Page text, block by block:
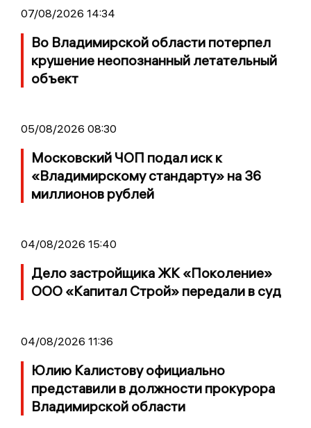
07/08/2026 14:34
Во Владимирской области потерпел
крушение неопознанный летательный
объект
05/08/2026 08:30
Московский ЧОП подал иск к
«Владимирскому стандарту» на 36
миллионов рублей
04/08/2026 15:40
Дело застройщика ЖК «Поколение»
ООО «Капитал Строй» передали в суд
04/08/2026 11:36
Юлию Калистову официально
представили в должности прокурора
Владимирской области